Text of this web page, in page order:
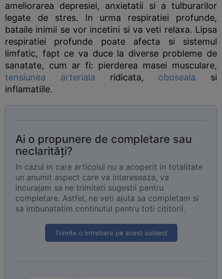
ameliorarea depresiei, anxietatii si a tulburarilor
legate de stres. In urma respiratiei profunde,
bataile inimii se vor incetini si va veti relaxa. Lipsa
respiratiei profunde poate afecta si sistemul
limfatic, fapt ce va duce la diverse probleme de
sanatate, cum ar fi: pierderea masei musculare,
tensiunea arteriala ridicata, oboseala si
inflamatiile.
Ai o propunere de completare sau
neclarități?
In cazul in care articolul nu a acoperit in totalitate
un anumit aspect care va intereseaza, va
incurajam sa ne trimiteti sugestii pentru
completare. Astfel, ne veti ajuta sa completam si
sa imbunatatim continutul pentru toti cititorii.
Trimite o intrebare pe acest subiect